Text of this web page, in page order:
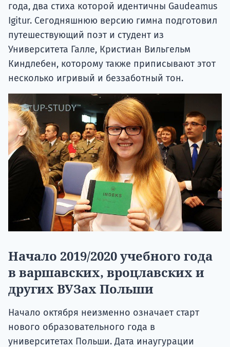
года, два стиха которой идентичны Gaudeamus
Igitur. Сегодняшнюю версию гимна подготовил
путешествующий поэт и студент из
Университета Галле, Кристиан Вильгельм
Киндлебен, которому также приписывают этот
несколько игривый и беззаботный тон.
Начало 2019/2020 учебного года
в варшавских, вроцлавских и
других ВУЗах Польши
Начало октября неизменно означает старт
нового образовательного года в
университетах Польши. Дата инаугурации